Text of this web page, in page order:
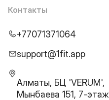
Контакты
+77071371064
support@1fit.app
Алматы, БЦ 'VERUM',
Мынбаева 151, 7-этаж